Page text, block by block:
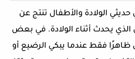
حديثي الولادة والأطفال تنتج عن
يحدث أثناء الولادة. في بعض
ظاهرًا فقط عندما يبكي الرضيع أو